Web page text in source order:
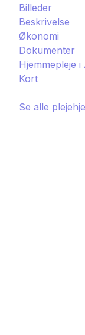
Billeder
Beskrivelse
Økonomi
Dokumenter
Hjemmepleje i
Kort
Se alle